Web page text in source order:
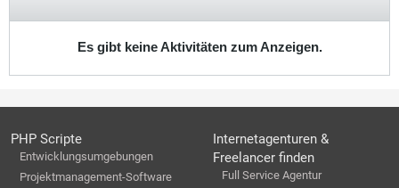
Es gibt keine Aktivitäten zum Anzeigen.
PHP Scripte
Entwicklungsumgebungen
Projektmanagement-Software
Internetagenturen &
Freelancer finden
Full Service Agentur